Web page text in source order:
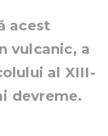
acest
vulcanic, a
al XIII-
devreme.